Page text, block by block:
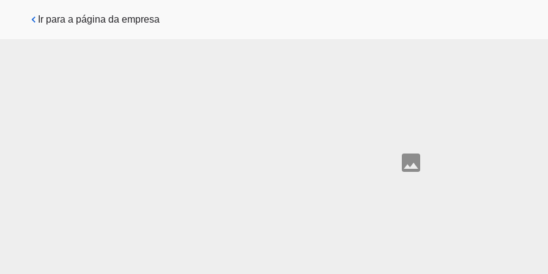
Pular para o conteúdo principal
Ir para a página da empresa